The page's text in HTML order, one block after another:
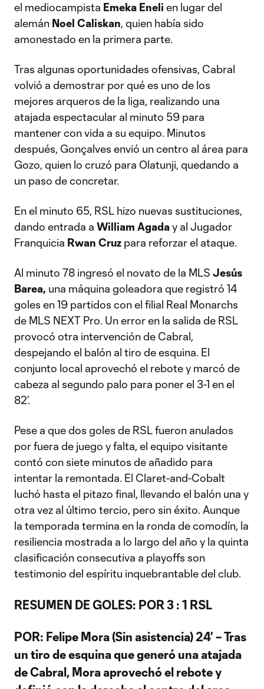
el mediocampista Emeka Eneli en lugar del
alemán Noel Caliskan, quien había sido
amonestado en la primera parte.
Tras algunas oportunidades ofensivas, Cabral
volvió a demostrar por qué es uno de los
mejores arqueros de la liga, realizando una
atajada espectacular al minuto 59 para
mantener con vida a su equipo. Minutos
después, Gonçalves envió un centro al área para
Gozo, quien lo cruzó para Olatunji, quedando a
un paso de concretar.
En el minuto 65, RSL hizo nuevas sustituciones,
dando entrada a William Agaday al Jugador
Franquicia Rwan Cruz para reforzar el ataque.
Al minuto 78 ingresó el novato de la MLS Jesús
Barea, una máquina goleadora que registró 14
goles en 19 partidos con el filial Real Monarchs
de MLS NEXT Pro. Un error en la salida de RSL
provocó otra intervención de Cabral,
despejando el balón al tiro de esquina. El
conjunto local aprovechó el rebote y marcó de
cabeza al segundo palo para poner el 3-1 en el
82’.
Pese a que dos goles de RSL fueron anulados
por fuera de juego y falta, el equipo visitante
contó con siete minutos de añadido para
intentar la remontada. El Claret-and-Cobalt
luchó hasta el pitazo final, llevando el balón una y
otra vez al último tercio, pero sin éxito. Aunque
la temporada termina en la ronda de comodín, la
resiliencia mostrada a lo largo del año y la quinta
clasificación consecutiva a playoffs son
testimonio del espíritu inquebrantable del club.
RESUMEN DE GOLES: POR 3 : 1 RSL
POR: Felipe Mora (Sin asistencia) 24’– Tras
un tiro de esquina que generó una atajada
de Cabral, Mora aprovechó el rebote y